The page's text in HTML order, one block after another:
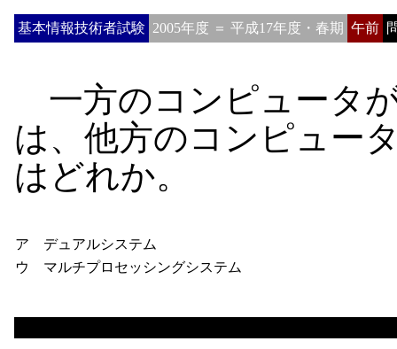
基本情報技術者試験 2005年度 ＝ 平成17年度・春期 午前
一方のコンピュータ
は、他方のコンピュー
はどれか。
ア デュアルシステム
ウ マルチプロセッシングシステム